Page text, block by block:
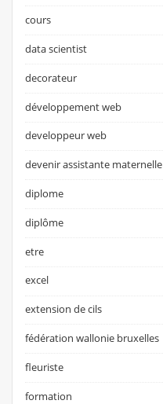
cours
data scientist
decorateur
développement web
developpeur web
devenir assistante maternelle
diplome
diplôme
etre
excel
extension de cils
fédération wallonie bruxelles
fleuriste
formation